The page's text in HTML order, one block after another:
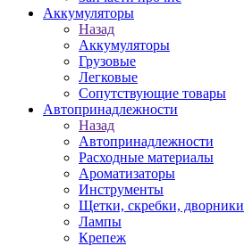
Аккумуляторы
Назад
Аккумуляторы
Грузовые
Легковые
Сопутствующие товары
Автопринадлежности
Назад
Автопринадлежности
Расходные материалы
Ароматизаторы
Инструменты
Щетки, скребки, дворники
Лампы
Крепеж